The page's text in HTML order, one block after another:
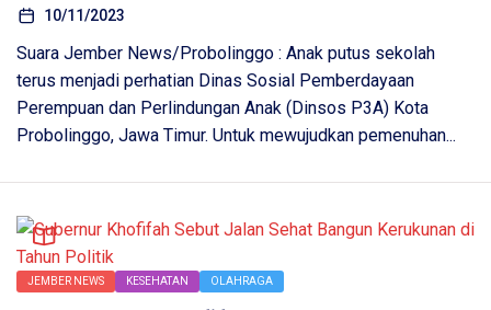
10/11/2023
Suara Jember News/Probolinggo : Anak putus sekolah
terus menjadi perhatian Dinas Sosial Pemberdayaan
Perempuan dan Perlindungan Anak (Dinsos P3A) Kota
Probolinggo, Jawa Timur. Untuk mewujudkan pemenuhan...
JEMBER NEWS KESEHATAN OLAHRAGA